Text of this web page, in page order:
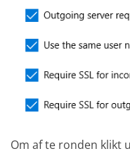
Om af te ronden klikt